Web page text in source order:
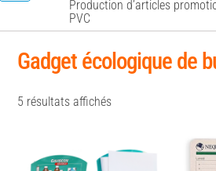
Production d’articles
PVC
Gadget écologique de
5 résultats affichés